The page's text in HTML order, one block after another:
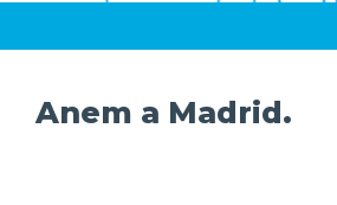
Anem a Madrid.